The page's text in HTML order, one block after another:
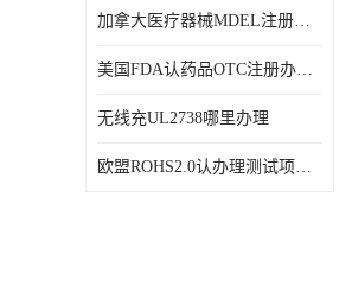
广东省守合同重信用,科技型
加拿大医疗器械MDEL注册办理资料周期
美国FDA认药品OTC注册办理周期时间
无线充UL2738哪里办理
欧盟ROHS2.0认办理测试项目有哪些